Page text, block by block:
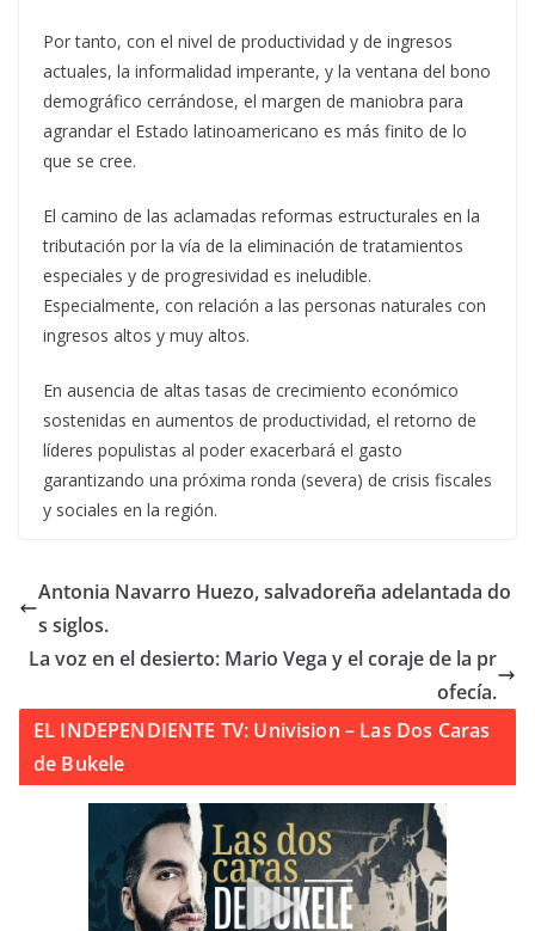
Por tanto, con el nivel de productividad y de ingresos
actuales, la informalidad imperante, y la ventana del bono
demográfico cerrándose, el margen de maniobra para
agrandar el Estado latinoamericano es más finito de lo
que se cree.
El camino de las aclamadas reformas estructurales en la
tributación por la vía de la eliminación de tratamientos
especiales y de progresividad es ineludible.
Especialmente, con relación a las personas naturales con
ingresos altos y muy altos.
En ausencia de altas tasas de crecimiento económico
sostenidas en aumentos de productividad, el retorno de
líderes populistas al poder exacerbará el gasto
garantizando una próxima ronda (severa) de crisis fiscales
y sociales en la región.
Antonia Navarro Huezo, salvadoreña adelantada do
s siglos.
La voz en el desierto: Mario Vega y el coraje de la pr
ofecía.
EL INDEPENDIENTE TV: Univision – Las Dos Caras
de Bukele